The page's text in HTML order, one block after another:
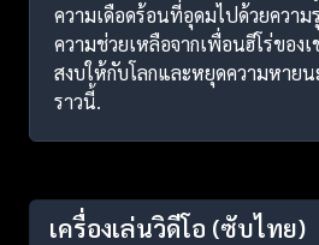
ความเดือดร้อนที่อุดมไปด้วยความ
ความช่วยเหลือจากเพื่อนฮีโร่ของ
สงบให้กับโลกและหยุดความหายน
ราวนี้.
เครื่องเล่นวิดีโอ (ซับไทย)